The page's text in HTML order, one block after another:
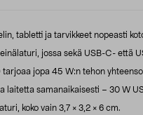
tabletti ja tarvikkeet nopeasti
jossa sekä USB-C- että
tarjoaa jopa 45 W:n tehon
laitetta samanaikaisesti – 30 W
koko vain 3,7 × 3,2 × 6 cm.